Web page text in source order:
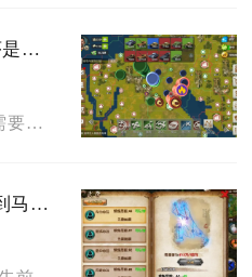
二战风云2主线升级的顺序是否需要特别注意
二战风云2主线升级的顺序需要重点留意，完全顺着任务指引无脑推进容易出现资源、人口、战力三重
卧虎藏龙贰哪里可以追寻到马的踪迹